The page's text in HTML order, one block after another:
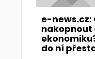
e-news.cz:
nakopnout
do ní